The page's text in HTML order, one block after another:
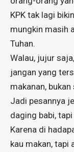
KPK tak lagi
mungkin masih
Tuhan.
Walau, jujur
jangan yang
makanan,
Jadi pesannya
daging babi,
Karena di
kau makan, tapi